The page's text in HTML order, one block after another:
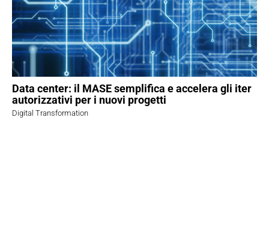
Data center: il MASE semplifica e accelera gli iter
autorizzativi per i nuovi progetti
Digital Transformation